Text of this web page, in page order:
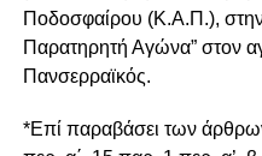
Ποδοσφαίρου (Κ.Α.Π.),
Παρατηρητή Αγώνα”
Πανσερραϊκός.
*Επί παραβάσει των